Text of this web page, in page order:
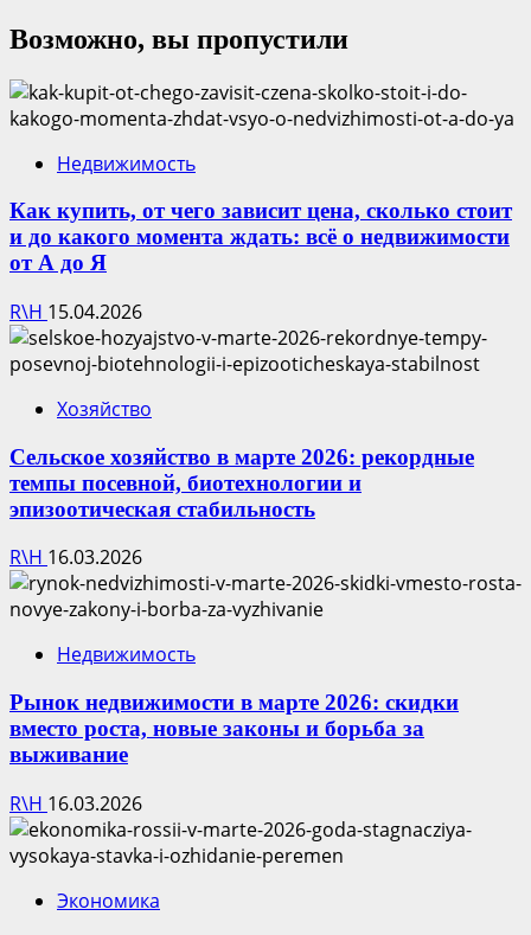
Возможно, вы пропустили
Недвижимость
Как купить, от чего зависит цена, сколько стоит
и до какого момента ждать: всё о недвижимости
от А до Я
R\H 15.04.2026
Хозяйство
Сельское хозяйство в марте 2026: рекордные
темпы посевной, биотехнологии и
эпизоотическая стабильность
R\H 16.03.2026
Недвижимость
Рынок недвижимости в марте 2026: скидки
вместо роста, новые законы и борьба за
выживание
R\H 16.03.2026
Экономика